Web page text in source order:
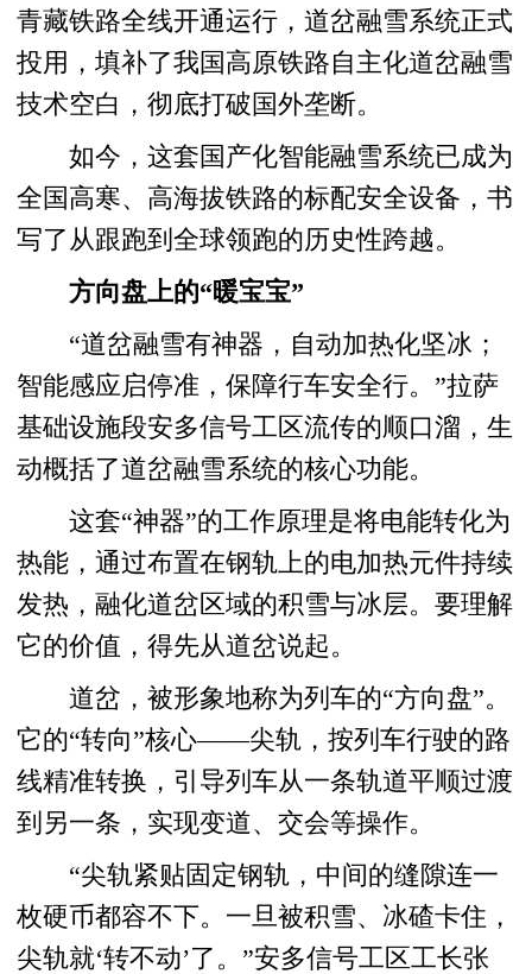
青藏铁路全线开通运行，道岔融雪系统正式
投用，填补了我国高原铁路自主化道岔融雪
技术空白，彻底打破国外垄断。
如今，这套国产化智能融雪系统已成为
全国高寒、高海拔铁路的标配安全设备，书
写了从跟跑到全球领跑的历史性跨越。
方向盘上的“暖宝宝”
“道岔融雪有神器，自动加热化坚冰；
智能感应启停准，保障行车安全行。”拉萨
基础设施段安多信号工区流传的顺口溜，生
动概括了道岔融雪系统的核心功能。
这套“神器”的工作原理是将电能转化为
热能，通过布置在钢轨上的电加热元件持续
发热，融化道岔区域的积雪与冰层。要理解
它的价值，得先从道岔说起。
道岔，被形象地称为列车的“方向盘”。
它的“转向”核心——尖轨，按列车行驶的路
线精准转换，引导列车从一条轨道平顺过渡
到另一条，实现变道、交会等操作。
“尖轨紧贴固定钢轨，中间的缝隙连一
枚硬币都容不下。一旦被积雪、冰碴卡住，
尖轨就‘转不动’了。”安多信号工区工长张